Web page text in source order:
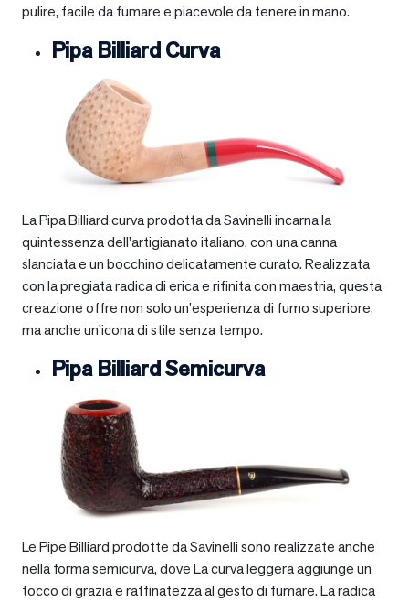
pulire, facile da fumare e piacevole da tenere in mano.
Pipa Billiard Curva
La Pipa Billiard curva prodotta da Savinelli incarna la
quintessenza dell’artigianato italiano, con una canna
slanciata e un bocchino delicatamente curato. Realizzata
con la pregiata radica di erica e rifinita con maestria, questa
creazione offre non solo un’esperienza di fumo superiore,
ma anche un’icona di stile senza tempo.
Pipa Billiard Semicurva
Le Pipe Billiard prodotte da Savinelli sono realizzate anche
nella forma semicurva, dove La curva leggera aggiunge un
tocco di grazia e raffinatezza al gesto di fumare. La radica